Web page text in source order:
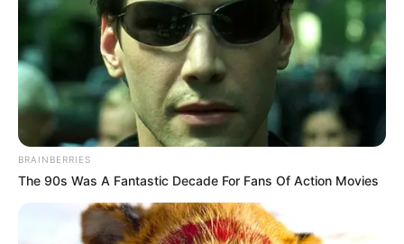
BRAINBERRIES
The 90s Was A Fantastic Decade For Fans Of Action Movies